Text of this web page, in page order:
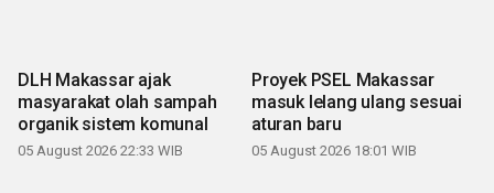
DLH Makassar ajak
masyarakat olah sampah
organik sistem komunal
05 August 2026 22:33 WIB
Proyek PSEL Makassar
masuk lelang ulang sesuai
aturan baru
05 August 2026 18:01 WIB